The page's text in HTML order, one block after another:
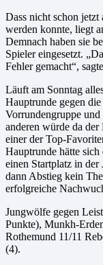
Dass nicht schon jetzt
werden konnte, liegt
Demnach haben sie
Spieler eingesetzt.
Fehler gemacht“,
Läuft am Sonntag
Hauptrunde gegen
Vorrundengruppe
anderen würde da
einer der Top-
Hauptrunde hätte
einen Startplatz in
dann Abstieg kein
erfolgreiche
Jungwölfe gegen
Punkte), Munkh-
Rothemund 11/11
(4).